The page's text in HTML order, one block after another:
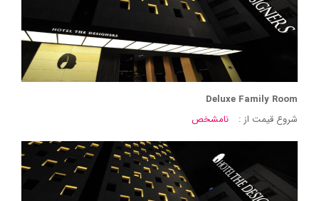
Deluxe Family Room
شروع قیمت از :
نامشخص